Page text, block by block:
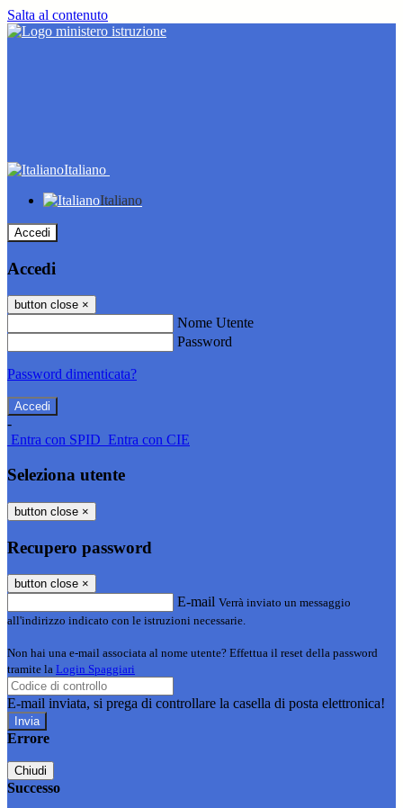
Salta al contenuto
Italiano
Italiano
Accedi
Accedi
button close ×
Nome Utente
Password
Password dimenticata?
-
Entra con SPID Entra con CIE
Seleziona utente
button close ×
Recupero password
button close ×
E-mail Verrà inviato un messaggio
all'indirizzo indicato con le istruzioni necessarie.
Non hai una e-mail associata al nome utente? Effettua il reset della password
tramite la Login Spaggiari
E-mail inviata, si prega di controllare la casella di posta elettronica!
Errore
Chiudi
Successo